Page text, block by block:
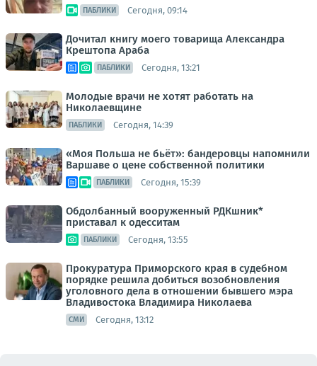
ПАБЛИКИ Сегодня, 09:14
Дочитал книгу моего товарища Александра
Крештопа Араба
ПАБЛИКИ Сегодня, 13:21
Молодые врачи не хотят работать на
Николаевщине
ПАБЛИКИ Сегодня, 14:39
«Моя Польша не бьёт»: бандеровцы напомнили
Варшаве о цене собственной политики
ПАБЛИКИ Сегодня, 15:39
Обдолбанный вооруженный РДКшник*
приставал к одесситам
ПАБЛИКИ Сегодня, 13:55
Прокуратура Приморского края в судебном
порядке решила добиться возобновления
уголовного дела в отношении бывшего мэра
Владивостока Владимира Николаева
СМИ Сегодня, 13:12